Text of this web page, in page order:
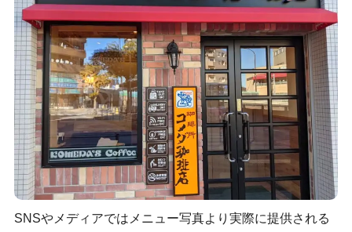
SNSやメディアではメニュー写真より実際に提供される